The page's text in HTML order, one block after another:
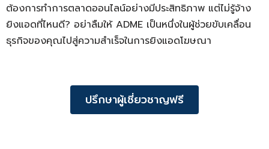
ต้องการทำการตลาดออนไลน์อย่างมีประสิทธิภาพ แต่ไม่รู้จ้าง
ยิงแอดที่ไหนดี? อย่าลืมให้ ADME เป็นหนึ่งในผู้ช่วยขับเคลื่อน
ธุรกิจของคุณไปสู่ความสำเร็จในการยิงแอดโฆษณา
ปรึกษาผู้เชี่ยวชาญฟรี